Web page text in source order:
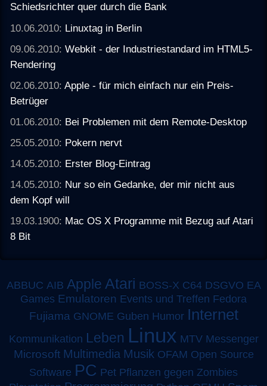
Schiedsrichter quer durch die Bank
10.06.2010: Linuxtag in Berlin
09.06.2010:Webkit - der Industriestandard im HTML5-
Rendering
02.06.2010:Apple - für mich einfach nur ein Preis-
Betrüger
01.06.2010: Bei Problemen mit dem Remote-Desktop
25.05.2010: Pokern nervt
14.05.2010: Erster Blog-Eintrag
14.05.2010: Nur so ein Gedanke, der mir nicht aus
dem Kopf will
19.03.1900: Mac OS X Programme mit Bezug auf Atari
8 Bit
ABBUC AIB Apple Atari BOSS-X C64 DSGVO EA
Games Emulatoren Events und Treffen Fedora
Fujiama GNOME Guben Humor Internet
Kommunikation Leben Linux MTV Messenger
Microsoft Multimedia Musik OFAM Open Source
Software PC Pet Pflanzen gegen Zombies